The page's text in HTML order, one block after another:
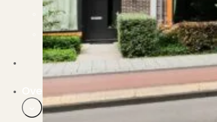
Huurwoningen én beheer op maat
Verbouwen
Wil jij jouw huis renoveren? Geen probleem!
Alle diensten
Bekijk het overzicht van alle diensten..
Over PUUR*